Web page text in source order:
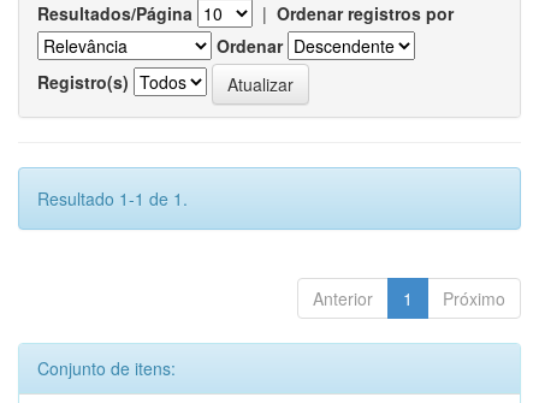
Resultados/Página | Ordenar registros por
Ordenar
Registro(s)
Resultado 1-1 de 1.
Anterior 1 Próximo
Conjunto de itens: